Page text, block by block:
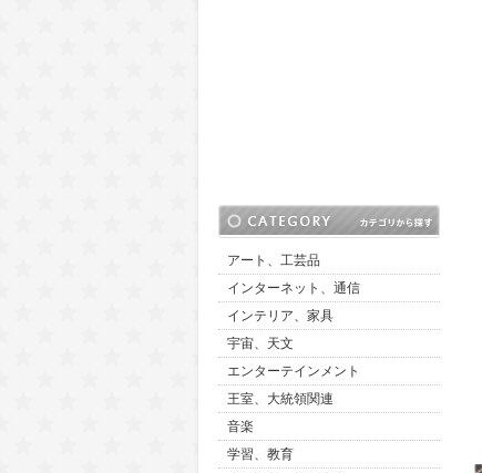
アート、工芸品
インターネット、通信
インテリア、家具
宇宙、天文
エンターテインメント
王室、大統領関連
音楽
学習、教育